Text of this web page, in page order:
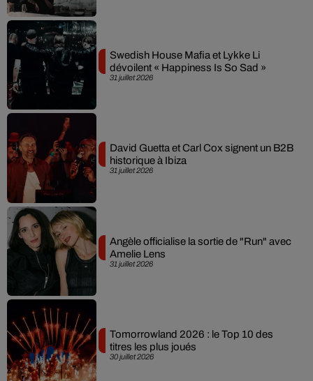
31 juillet 2026
Swedish House Mafia et Lykke Li
dévoilent « Happiness Is So Sad »
31 juillet 2026
David Guetta et Carl Cox signent un B2B
historique à Ibiza
31 juillet 2026
Angèle officialise la sortie de "Run" avec
Amelie Lens
30 juillet 2026
Tomorrowland 2026 : le Top 10 des
titres les plus joués